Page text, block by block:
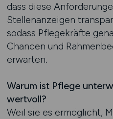
dass diese
Stellenanzeigen
sodass Pflegekräfte
Chancen und
erwarten.
Warum ist Pflege
wertvoll?
Weil sie es ermöglicht,